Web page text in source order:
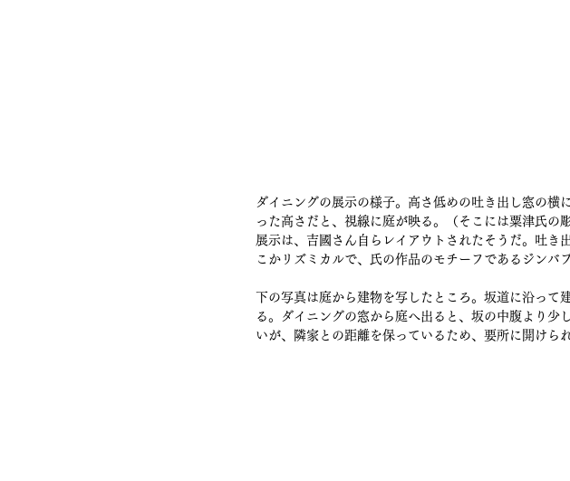
ダイニングの展示の様子。高さ低めの吐き出し窓の横
った高さだと、視線に庭が映る。（そこには粟津氏の
展示は、吉國さん自らレイアウトされたそうだ。吐き
こかリズミカルで、氏の作品のモチーフであるジンバ
下の写真は庭から建物を写したところ。坂道に沿って
る。ダイニングの窓から庭へ出ると、坂の中腹より少
いが、隣家との距離を保っているため、要所に開けら